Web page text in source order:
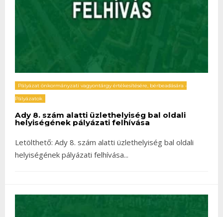
Pályázat önkormányzati vagyontárgy értékesítésére, bérbeadására •
Pályázatok
Ady 8. szám alatti üzlethelyiség bal oldali
helyiségének pályázati felhívása
Letölthető: Ady 8. szám alatti üzlethelyiség bal oldali
helyiségének pályázati felhívása...